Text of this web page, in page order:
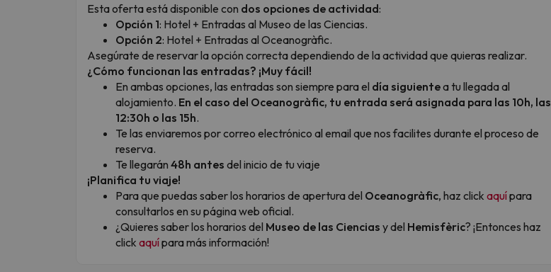
Esta oferta está disponible con dos opciones de actividad:
Opción 1: Hotel + Entradas al Museo de las Ciencias.
Opción 2: Hotel + Entradas al Oceanogràfic.
Asegúrate de reservar la opción correcta dependiendo de la actividad que quieras realizar.
¿Cómo funcionan las entradas? ¡Muy fácil!
En ambas opciones, las entradas son siempre para el día siguientea tu llegada al
alojamiento. En el caso del Oceanogràfic, tu entrada será asignada para las 10h, las
12:30h o las 15h.
Te las enviaremos por correo electrónico al email que nos facilites durante el proceso de
reserva.
Te llegarán 48h antes del inicio de tu viaje
¡Planifica tu viaje!
Para que puedas saber los horarios de apertura del Oceanogràfic, haz click aquípara
consultarlos en su página web oficial.
¿Quieres saber los horarios del Museo de las Ciencias y del Hemisfèric? ¡Entonces haz
click aquípara más información!